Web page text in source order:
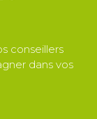
conseillers
dans vos